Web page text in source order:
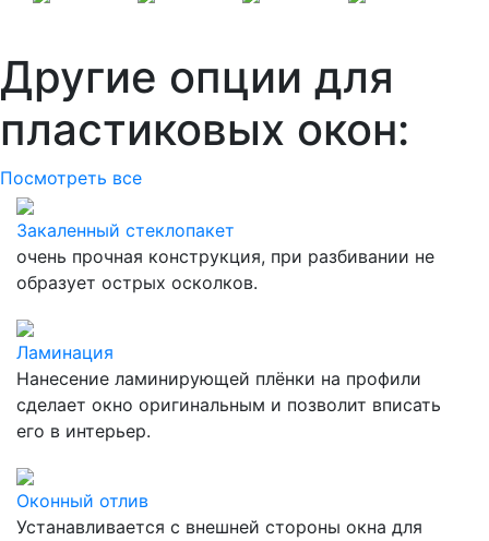
Другие опции для
пластиковых окон:
Посмотреть все
Закаленный стеклопакет
очень прочная конструкция, при разбивании не
образует острых осколков.
Ламинация
Нанесение ламинирующей плёнки на профили
сделает окно оригинальным и позволит вписать
его в интерьер.
Оконный отлив
Устанавливается с внешней стороны окна для